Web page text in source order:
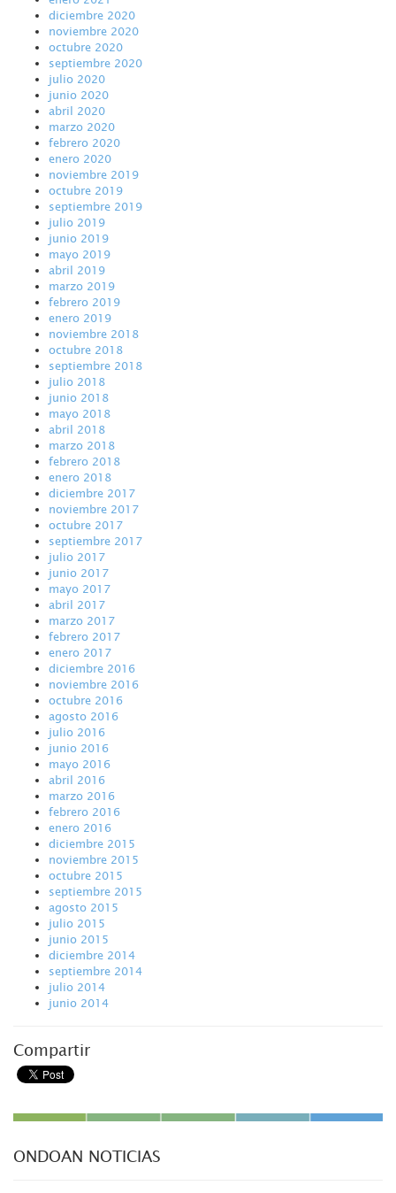
diciembre 2020
noviembre 2020
octubre 2020
septiembre 2020
julio 2020
junio 2020
abril 2020
marzo 2020
febrero 2020
enero 2020
noviembre 2019
octubre 2019
septiembre 2019
julio 2019
junio 2019
mayo 2019
abril 2019
marzo 2019
febrero 2019
enero 2019
noviembre 2018
octubre 2018
septiembre 2018
julio 2018
junio 2018
mayo 2018
abril 2018
marzo 2018
febrero 2018
enero 2018
diciembre 2017
noviembre 2017
octubre 2017
septiembre 2017
julio 2017
junio 2017
mayo 2017
abril 2017
marzo 2017
febrero 2017
enero 2017
diciembre 2016
noviembre 2016
octubre 2016
agosto 2016
julio 2016
junio 2016
mayo 2016
abril 2016
marzo 2016
febrero 2016
enero 2016
diciembre 2015
noviembre 2015
octubre 2015
septiembre 2015
agosto 2015
julio 2015
junio 2015
diciembre 2014
septiembre 2014
julio 2014
junio 2014
Compartir
ONDOAN NOTICIAS